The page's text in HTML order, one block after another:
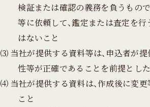
検証または確認の義務を負うもので
等に依頼して、鑑定または査定を
はないこと
⑶ 当社が提供する資料等は、申込者が
性等が正確であることを前提とし
⑷ 当社が提供する資料は、作成後に変
こと